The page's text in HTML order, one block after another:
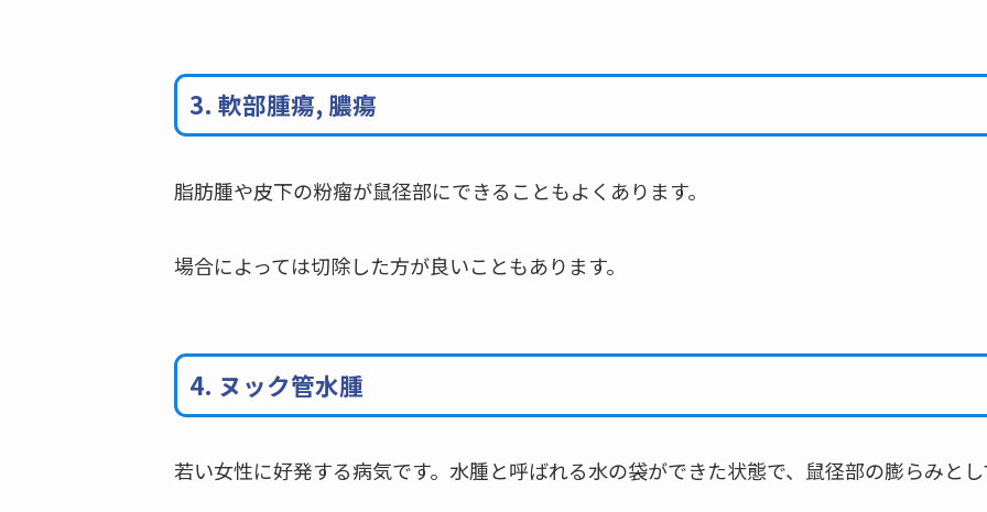
3. 軟部腫瘍, 膿瘍
脂肪腫や皮下の粉瘤が鼠径部にできることもよくあります。
場合によっては切除した方が良いこともあります。
4. ヌック管水腫
若い女性に好発する病気です。水腫と呼ばれる水の袋ができた状態で、鼠径部の膨らみと